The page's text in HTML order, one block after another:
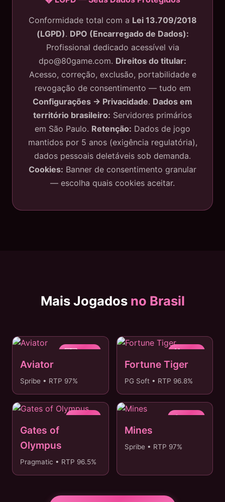
Conformidade total com a Lei 13.709/2018
(LGPD). DPO (Encarregado de Dados):
Profissional dedicado acessível via
dpo@80game.com. Direitos do titular:
Acesso, correção, exclusão, portabilidade e
revogação de consentimento — tudo em
Configurações → Privacidade. Dados em
território brasileiro: Servidores primários
em São Paulo. Retenção: Dados de jogo
mantidos por 5 anos (exigência regulatória),
dados pessoais deletáveis sob demanda.
Cookies: Banner de consentimento granular
— escolha quais cookies aceitar.
Mais Jogados no Brasil
🇧🇷 #1 BR
Aviator
Spribe • RTP 97%
🐯 #2 BR
Fortune Tiger
PG Soft • RTP 96.8%
⚡ #3 BR
Gates of
Olympus
Pragmatic • RTP 96.5%
💎 #4 BR
Mines
Spribe • RTP 97%